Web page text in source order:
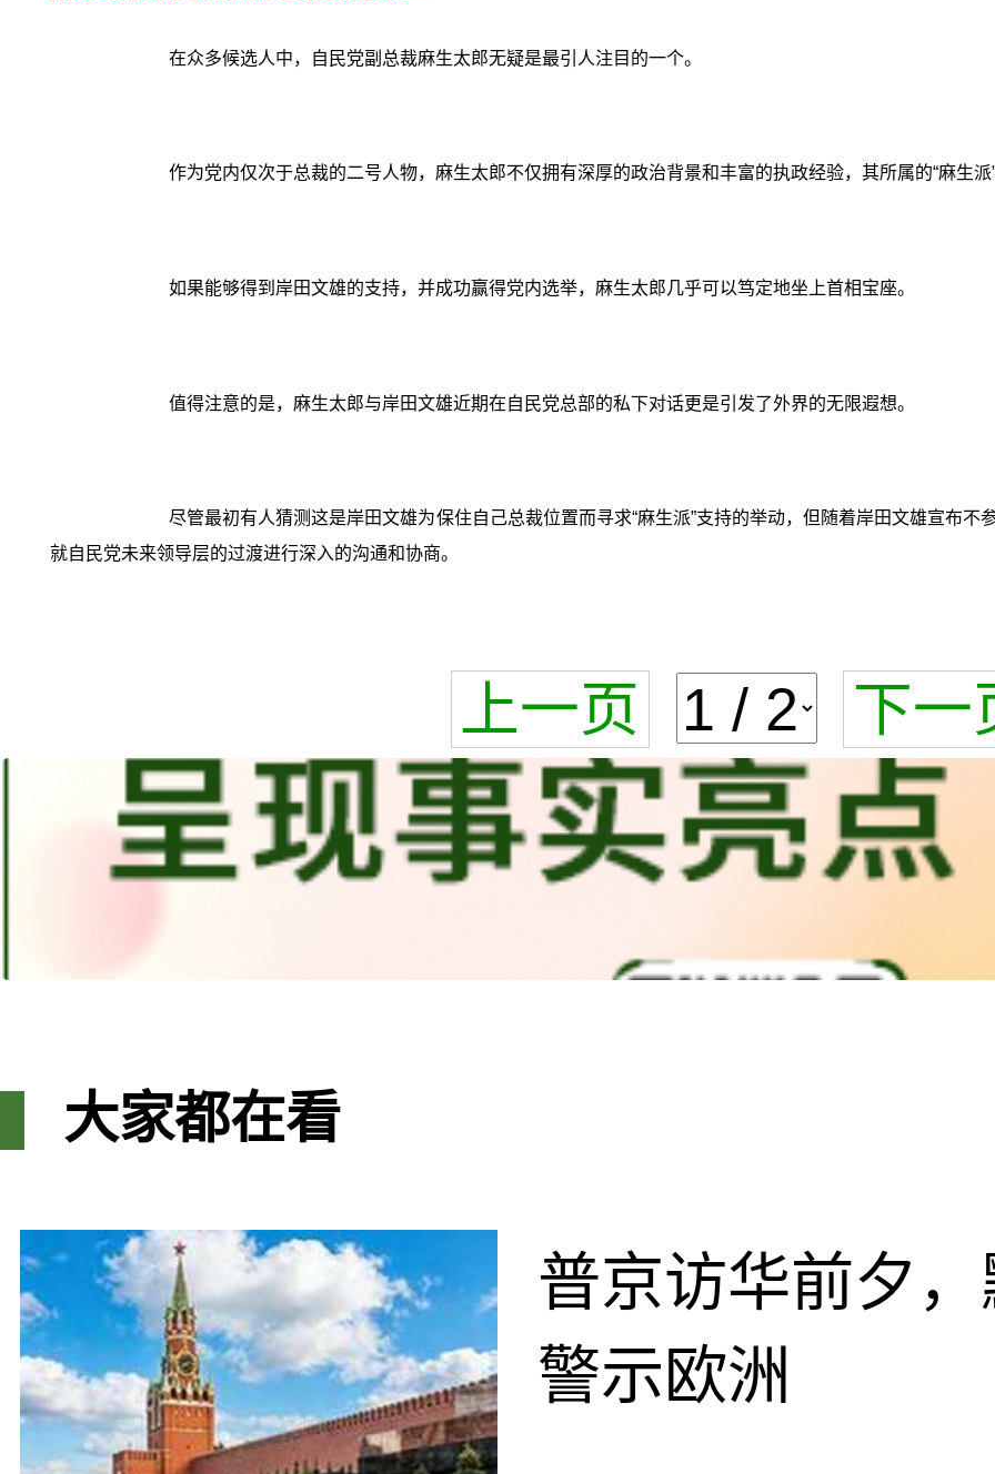
在众多候选人中，自民党副总裁麻生太郎无疑是最引人注目的一个。
作为党内仅次于总裁的二号人物，麻生太郎不仅拥有深厚的政治背景和丰富的执政经验，其所属的“麻生
如果能够得到岸田文雄的支持，并成功赢得党内选举，麻生太郎几乎可以笃定地坐上首相宝座。
值得注意的是，麻生太郎与岸田文雄近期在自民党总部的私下对话更是引发了外界的无限遐想。
尽管最初有人猜测这是岸田文雄为保住自己总裁位置而寻求“麻生派”支持的举动，但随着岸田文雄宣布
就自民党未来领导层的过渡进行深入的沟通和协商。
上一页 下一
大家都在看
普京访华前夕
警示欧洲